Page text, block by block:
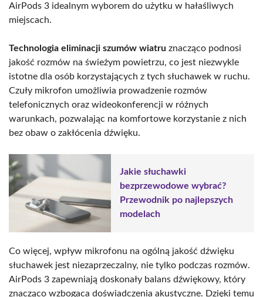
AirPods 3 idealnym wyborem do użytku w hałaśliwych
miejscach.
Technologia eliminacji szumów wiatru znacząco podnosi
jakość rozmów na świeżym powietrzu, co jest niezwykle
istotne dla osób korzystających z tych słuchawek w ruchu.
Czuły mikrofon umożliwia prowadzenie rozmów
telefonicznych oraz wideokonferencji w różnych
warunkach, pozwalając na komfortowe korzystanie z nich
bez obaw o zakłócenia dźwięku.
Jakie słuchawki
bezprzewodowe wybrać?
Przewodnik po najlepszych
modelach
Co więcej, wpływ mikrofonu na ogólną jakość dźwięku
słuchawek jest niezaprzeczalny, nie tylko podczas rozmów.
AirPods 3 zapewniają doskonały balans dźwiękowy, który
znacząco wzbogaca doświadczenia akustyczne. Dzięki temu